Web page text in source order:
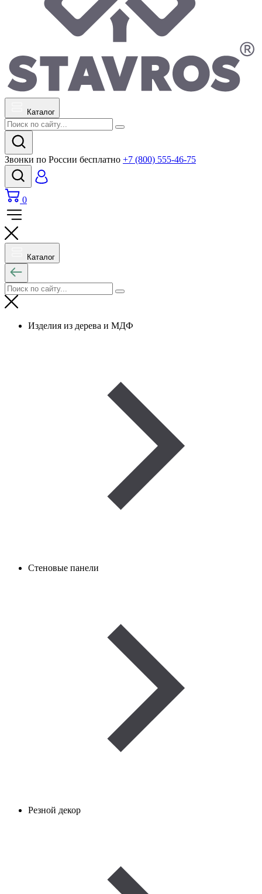
Каталог
Звонки по России бесплатно +7 (800) 555-46-75
0
Каталог
Изделия из дерева и МДФ
Стеновые панели
Резной декор